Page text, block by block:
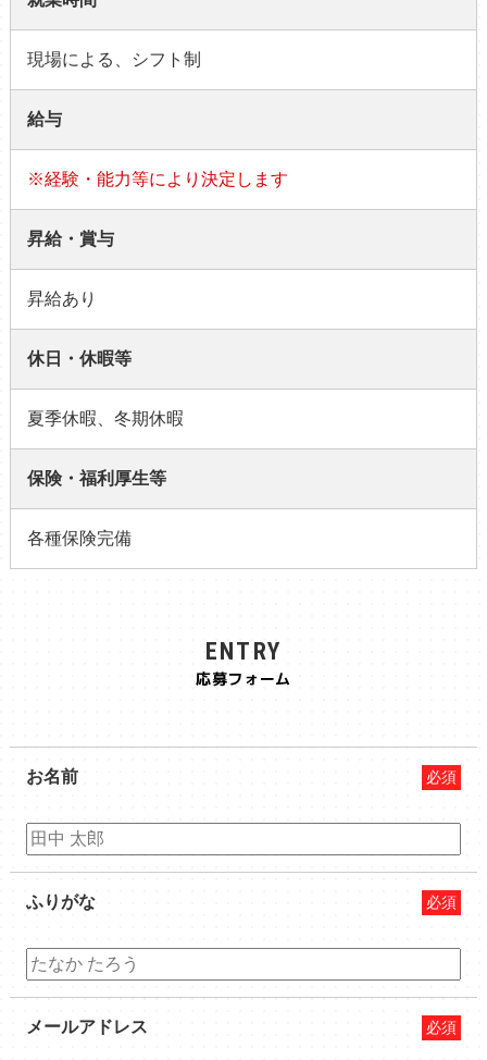
現場による、シフト制
給与
※経験・能力等により決定します
昇給・賞与
昇給あり
休日・休暇等
夏季休暇、冬期休暇
保険・福利厚生等
各種保険完備
ENTRY
応募フォーム
お名前 必須
ふりがな 必須
メールアドレス 必須